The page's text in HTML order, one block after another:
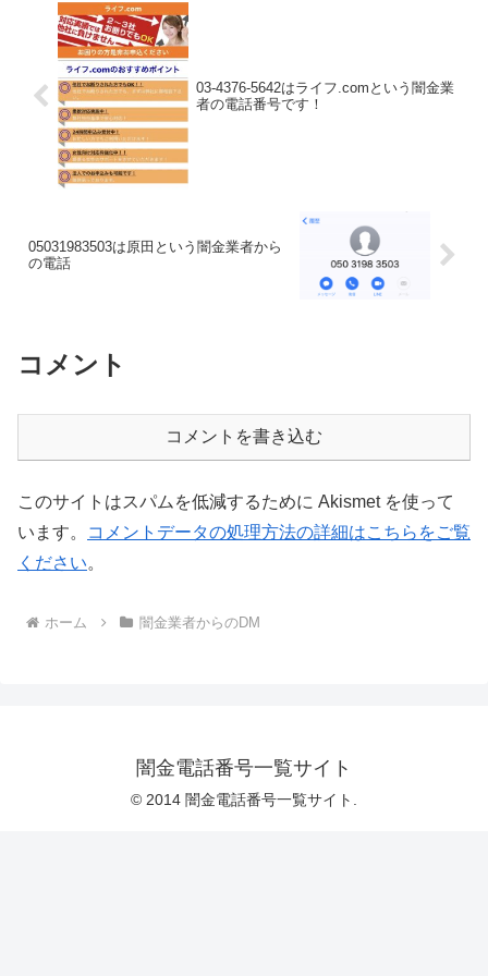
03-4376-5642はライフ.comという闇金業
者の電話番号です！
05031983503は原田という闇金業者から
の電話
コメント
コメントを書き込む
このサイトはスパムを低減するために Akismet を使って
います。
コメントデータの処理方法の詳細はこちらをご覧
ください。
ホーム 闇金業者からのDM
闇金電話番号一覧サイト
© 2014 闇金電話番号一覧サイト.